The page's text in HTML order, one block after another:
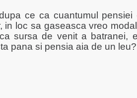
ce ca cuantumul pensiei
in loc sa gaseasca vreo
sursa de venit a batranei,
pana si pensia aia de un leu?